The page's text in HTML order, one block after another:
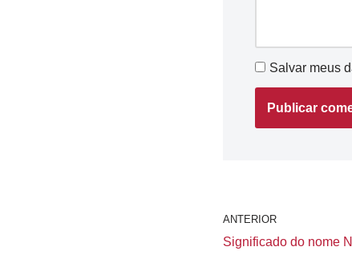
Salvar meus
ANTERIOR
Significado do nome